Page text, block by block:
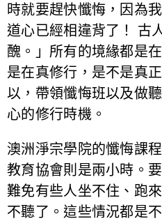
時就要趕快懺悔，因為
道心已經相違背了！ 古
醜。」所有的境緣都是
是在真修行，是不是真
以，帶領懺悔班以及做
心的修行時機。
澳洲淨宗學院的懺悔課
教育協會則是兩小時。
難免有些人坐不住、跑
不聽了。這些情況都是